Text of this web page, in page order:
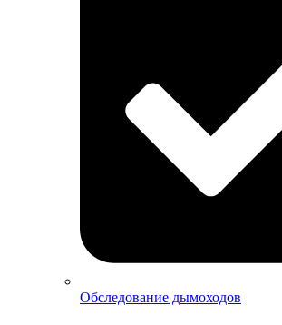
Обследование дымоходов